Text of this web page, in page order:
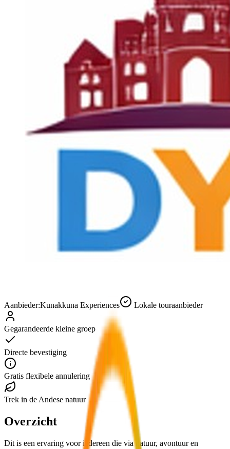
Aanbieder:Kunakkuna Experiences Lokale touraanbieder
Gegarandeerde kleine groep
Directe bevestiging
Gratis flexibele annulering
Trek in de Andese natuur
Overzicht
Dit is een ervaring voor iedereen die via natuur, avontuur en